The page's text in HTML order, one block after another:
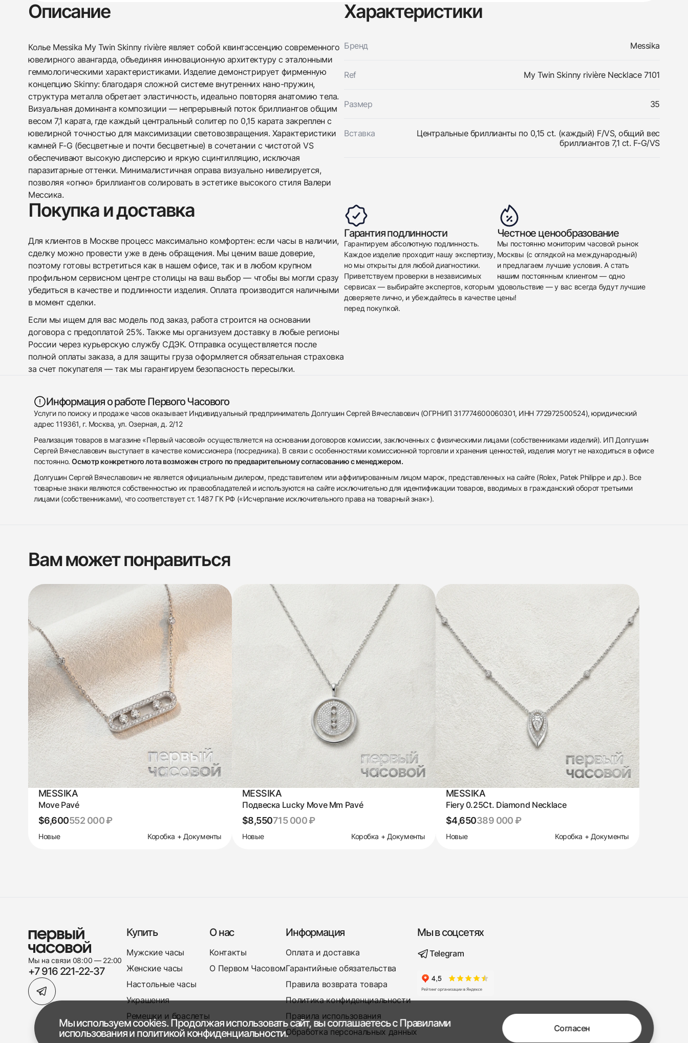
Описание
Колье Messika My Twin Skinny rivière являет собой квинтэссенцию современного
ювелирного авангарда, объединяя инновационную архитектуру с эталонными
геммологическими характеристиками. Изделие демонстрирует фирменную
концепцию Skinny: благодаря сложной системе внутренних нано-пружин,
структура металла обретает эластичность, идеально повторяя анатомию тела.
Визуальная доминанта композиции — непрерывный поток бриллиантов общим
весом 7,1 карата, где каждый центральный солитер по 0,15 карата закреплен с
ювелирной точностью для максимизации световозвращения. Характеристики
камней F-G (бесцветные и почти бесцветные) в сочетании с чистотой VS
обеспечивают высокую дисперсию и яркую сцинтилляцию, исключая
паразитарные оттенки. Минималистичная оправа визуально нивелируется,
позволяя «огню» бриллиантов солировать в эстетике высокого стиля Валери
Мессика.
Характеристики
Бренд Messika
Ref My Twin Skinny rivière Necklace 7101
Размер 35
Вставка
Центральные бриллианты по 0,15 ct. (каждый) F/VS, общий вес
бриллиантов 7,1 ct. F-G/VS
Покупка и доставка
Для клиентов в Москве процесс максимально комфортен: если часы в наличии,
сделку можно провести уже в день обращения. Мы ценим ваше доверие,
поэтому готовы встретиться как в нашем офисе, так и в любом крупном
профильном сервисном центре столицы на ваш выбор — чтобы вы могли сразу
убедиться в качестве и подлинности изделия. Оплата производится наличными
в момент сделки.
Если мы ищем для вас модель под заказ, работа строится на основании
договора с предоплатой 25%. Также мы организуем доставку в любые регионы
России через курьерскую службу СДЭК. Отправка осуществляется после
полной оплаты заказа, а для защиты груза оформляется обязательная страховка
за счет покупателя — так мы гарантируем безопасность пересылки.
Гарантия подлинности
Гарантируем абсолютную подлинность.
Каждое изделие проходит нашу экспертизу,
но мы открыты для любой диагностики.
Приветствуем проверки в независимых
сервисах — выбирайте экспертов, которым
доверяете лично, и убеждайтесь в качестве
перед покупкой.
Честное ценообразование
Мы постоянно мониторим часовой рынок
Москвы (с оглядкой на международный)
и предлагаем лучшие условия. А стать
нашим постоянным клиентом — одно
удовольствие — у вас всегда будут лучшие
цены!
Информация о работе Первого Часового
Услуги по поиску и продаже часов оказывает Индивидуальный предприниматель Долгушин Сергей Вячеславович (ОГРНИП 317774600060301, ИНН 772972500524), юридический
адрес 119361, г. Москва, ул. Озерная, д. 2/12
Реализация товаров в магазине «Первый часовой» осуществляется на основании договоров комиссии, заключенных с физическими лицами (собственниками изделий). ИП Долгушин
Сергей Вячеславович выступает в качестве комиссионера (посредника). В связи с особенностями комиссионной торговли и хранения ценностей, изделия могут не находиться в офисе
постоянно.Осмотр конкретного лота возможен строго по предварительному согласованию с менеджером.
Долгушин Сергей Вячеславович не является официальным дилером, представителем или аффилированным лицом марок, представленных на сайте (Rolex, Patek Philippe и др.). Все
товарные знаки являются собственностью их правообладателей и используются на сайте исключительно для идентификации товаров, вводимых в гражданский оборот третьими
лицами (собственниками), что соответствует ст. 1487 ГК РФ («Исчерпание исключительного права на товарный знак»).
Заказать эти часы
Оставьте ваши контактные данные и мы свяжемся с
вами
Messika
Колье My Twin Skinny Rivière
НовыеКоробка + Документы
$46,350
вами
Messika
НовыеКоробка + Документы
$46,350
Приложите фото ваших часов…
Отправить заявку
Вам может понравиться
MESSIKA
Move Pavé
$6,600552 000 ₽
Новые Коробка + Документы
MESSIKA
Подвеска Lucky Move Mm Pavé
$8,550715 000 ₽
Новые Коробка + Документы
MESSIKA
Fiery 0.25Ct. Diamond Necklace
$4,650389 000 ₽
Новые Коробка + Документы
Мы на связи 08:00 — 22:00
+7 916 221-22-37
Купить
Мужские часы
Женские часы
Настольные часы
Украшения
Ремешки и браслеты
О нас
Контакты
О Первом Часовом
Информация
Оплата и доставка
Гарантийные обязательства
Правила возврата товара
Политика конфиденциальности
Правила использования
Обработка персональных данных
Мы в соцсетях
Telegram
Мы используем cookies. Продолжая использовать сайт, вы соглашаетесь сПравилами
использованияи политикой конфиденциальности. Согласен